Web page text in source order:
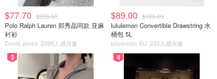
$77.70 $259.00
Polo Ralph Lauren 郑秀晶同款 亚麻
衬衫
David Jones 2095人感兴趣
$89.00 $129.00
lululemon Convertible Drawstring 水
桶包 5L
lululemon AU 233人感兴趣
3 4